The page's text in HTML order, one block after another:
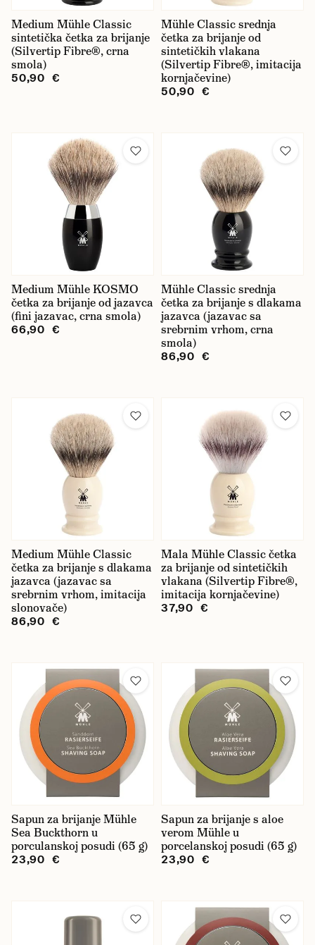
Medium Mühle Classic
sintetička četka za brijanje
(Silvertip Fibre®, crna
smola)
50,90 €
Mühle Classic srednja
četka za brijanje od
sintetičkih vlakana
(Silvertip Fibre®, imitacija
kornjačevine)
50,90 €
Medium Mühle KOSMO
četka za brijanje od jazavca
(fini jazavac, crna smola)
66,90 €
Mühle Classic srednja
četka za brijanje s dlakama
jazavca (jazavac sa
srebrnim vrhom, crna
smola)
86,90 €
Medium Mühle Classic
četka za brijanje s dlakama
jazavca (jazavac sa
srebrnim vrhom, imitacija
slonovače)
86,90 €
Mala Mühle Classic četka
za brijanje od sintetičkih
vlakana (Silvertip Fibre®,
imitacija kornjačevine)
37,90 €
Sapun za brijanje Mühle
Sea Buckthorn u
porculanskoj posudi (65 g)
23,90 €
Sapun za brijanje s aloe
verom Mühle u
porcelanskoj posudi (65 g)
23,90 €